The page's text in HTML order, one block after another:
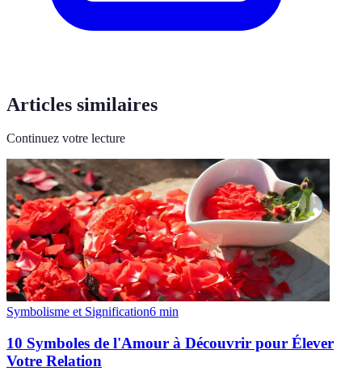
Articles similaires
Continuez votre lecture
Symbolisme et Signification6 min
10 Symboles de l'Amour à Découvrir pour Élever
Votre Relation